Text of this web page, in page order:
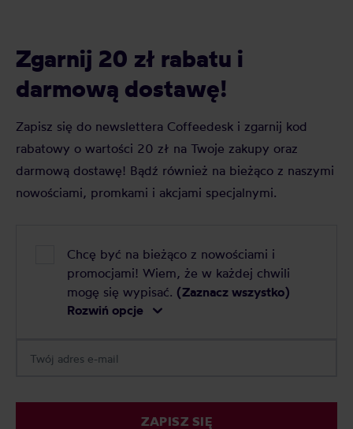
Zgarnij 20 zł rabatu i
darmową dostawę!
Zapisz się do newslettera Coffeedesk i zgarnij kod
rabatowy o wartości 20 zł na Twoje zakupy oraz
darmową dostawę! Bądź również na bieżąco z naszymi
nowościami, promkami i akcjami specjalnymi.
Chcę być na bieżąco z nowościami i
promocjami! Wiem, że w każdej chwili
mogę się wypisać. (Zaznacz wszystko)
Rozwiń opcje
ZAPISZ SIĘ